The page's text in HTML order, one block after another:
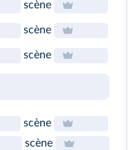
scène
scène
scène
scène
scène